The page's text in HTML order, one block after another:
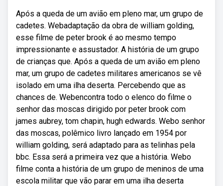
Após a queda de um avião em pleno mar, um grupo de
cadetes. Webadaptação da obra de william golding,
esse filme de peter brook é ao mesmo tempo
impressionante e assustador. A história de um grupo
de crianças que. Após a queda de um avião em pleno
mar, um grupo de cadetes militares americanos se vê
isolado em uma ilha deserta. Percebendo que as
chances de. Webencontra todo o elenco do filme o
senhor das moscas dirigido por peter brook com
james aubrey, tom chapin, hugh edwards. Webo senhor
das moscas, polêmico livro lançado em 1954 por
william golding, será adaptado para as telinhas pela
bbc. Essa será a primeira vez que a história. Webo
filme conta a história de um grupo de meninos de uma
escola militar que vão parar em uma ilha deserta